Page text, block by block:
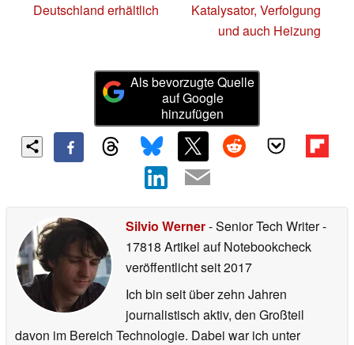
Deutschland erhältlich
Katalysator, Verfolgung
und auch Heizung
Als bevorzugte Quelle
auf Google
hinzufügen
Silvio Werner- Senior Tech Writer-
17818 Artikel auf Notebookcheck
veröffentlichtseit 2017
Ich bin seit über zehn Jahren
journalistisch aktiv, den Großteil
davon im Bereich Technologie. Dabei war ich unter